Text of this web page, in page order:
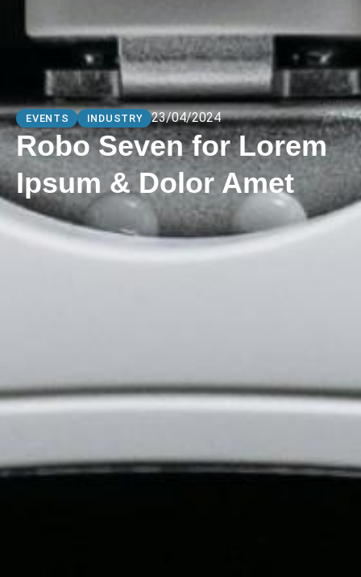
EVENTS INDUSTRY 23/04/2024
Robo Seven for Lorem
Ipsum & Dolor Amet